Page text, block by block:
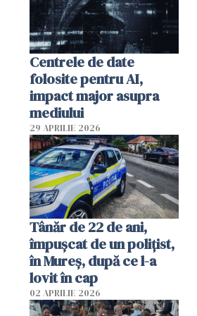
Centrele de date
folosite pentru AI,
impact major asupra
mediului
29 APRILIE 2026
Tânăr de 22 de ani,
împușcat de un polițist,
în Mureș, după ce l-a
lovit în cap
02 APRILIE 2026